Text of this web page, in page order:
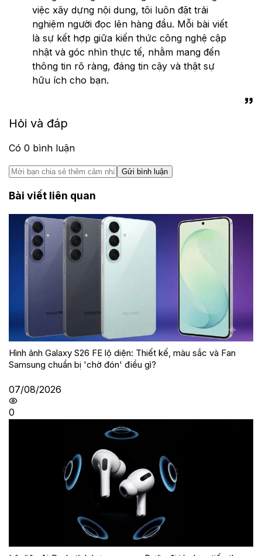
việc xây dựng nội dung, tôi luôn đặt trải
nghiệm người đọc lên hàng đầu. Mỗi bài viết
là sự kết hợp giữa kiến thức công nghệ cập
nhật và góc nhìn thực tế, nhằm mang đến
thông tin rõ ràng, đáng tin cậy và thật sự
hữu ích cho bạn.
Hỏi và đáp
Có 0 bình luận
Gửi bình luận
Bài viết liên quan
Hình ảnh Galaxy S26 FE lộ diện: Thiết kế, màu sắc và Fan
Samsung chuẩn bị 'chờ đón' điều gì?
07/08/2026
0